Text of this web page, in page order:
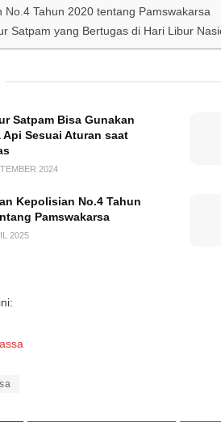
No.4 Tahun 2020 tentang Pamswakarsa
Satpam yang Bertugas di Hari Libur
Satpam Bisa Gunakan
Api Sesuai Aturan saat
2024
Kepolisian No.4 Tahun
Pamswakarsa
2025